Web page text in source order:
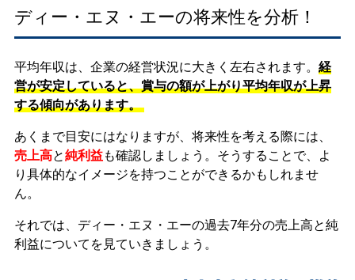
ディー・エヌ・エーの将来性を分析！
平均年収は、企業の経営状況に大きく左右されます。 経
営が安定していると、賞与の額が上がり平均年収が上昇
する傾向があります。
あくまで目安にはなりますが、将来性を考える際には、
売上高と純利益も確認しましょう。そうすることで、よ
り具体的なイメージを持つことができるかもしれませ
ん。
それでは、ディー・エヌ・エーの過去7年分の売上高と純
利益についてを見ていきましょう。